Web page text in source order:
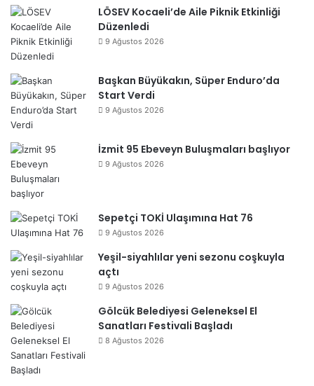
LÖSEV Kocaeli’de Aile Piknik Etkinliği
Düzenledi
9 Ağustos 2026
Başkan Büyükakın, Süper Enduro’da
Start Verdi
9 Ağustos 2026
İzmit 95 Ebeveyn Buluşmaları başlıyor
9 Ağustos 2026
Sepetçi TOKİ Ulaşımına Hat 76
9 Ağustos 2026
Yeşil-siyahlılar yeni sezonu coşkuyla
açtı
9 Ağustos 2026
Gölcük Belediyesi Geleneksel El
Sanatları Festivali Başladı
8 Ağustos 2026